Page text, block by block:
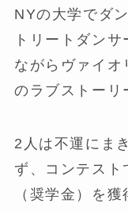
NYの大学でダ
トリートダン
ながらヴァイオ
のラブストーリ
2人は不運にま
ず、コンテスト
（奨学金）を